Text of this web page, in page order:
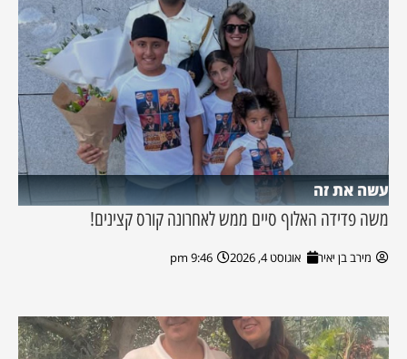
עשה את זה
משה פדידה האלוף סיים ממש לאחרונה קורס קצינים!
מירב בן יאיר אוגוסט 4, 2026 9:46 pm